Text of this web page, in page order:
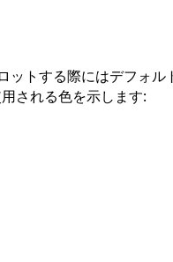
ットする際にはデフォ
される色を示します: